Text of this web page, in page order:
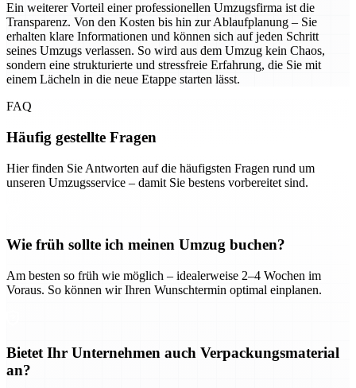
Ein weiterer Vorteil einer professionellen Umzugsfirma ist die
Transparenz. Von den Kosten bis hin zur Ablaufplanung – Sie
erhalten klare Informationen und können sich auf jeden Schritt
seines Umzugs verlassen. So wird aus dem Umzug kein Chaos,
sondern eine strukturierte und stressfreie Erfahrung, die Sie mit
einem Lächeln in die neue Etappe starten lässt.
FAQ
Häufig gestellte Fragen
Hier finden Sie Antworten auf die häufigsten Fragen rund um
unseren Umzugsservice – damit Sie bestens vorbereitet sind.
Wie früh sollte ich meinen Umzug buchen?
Am besten so früh wie möglich – idealerweise 2–4 Wochen im
Voraus. So können wir Ihren Wunschtermin optimal einplanen.
Bietet Ihr Unternehmen auch Verpackungsmaterial
an?